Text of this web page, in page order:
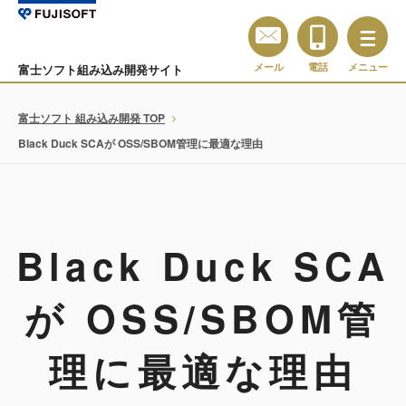
富士ソフト組み込み開発サイト メール 電話 メニュー
富士ソフト 組み込み開発 TOP
Black Duck SCAが OSS/SBOM管理に最適な理由
Black Duck SCA
が OSS/SBOM管
理に最適な理由